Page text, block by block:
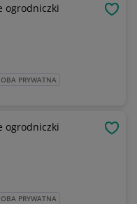
ogrodniczki
PRYWATNA
ogrodniczki
PRYWATNA